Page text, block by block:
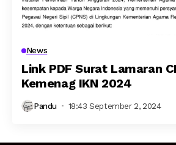
News
Link PDF Surat Lamaran
Kemenag IKN 2024
Pandu 18:43 September 2, 2024